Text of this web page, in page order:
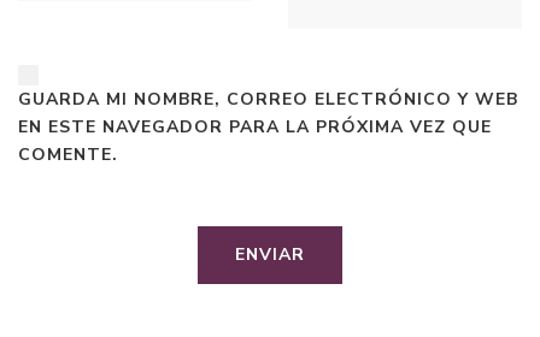
GUARDA MI NOMBRE, CORREO ELECTRÓNICO Y WEB
EN ESTE NAVEGADOR PARA LA PRÓXIMA VEZ QUE
COMENTE.